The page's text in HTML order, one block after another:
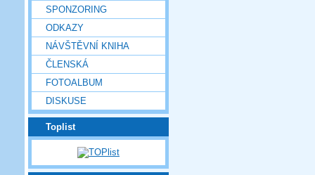
SPONZORING
ODKAZY
NÁVŠTĚVNÍ KNIHA
ČLENSKÁ
FOTOALBUM
DISKUSE
Toplist